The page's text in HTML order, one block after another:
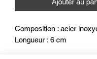
Ajouter au
Composition : acier
Longueur : 6 cm